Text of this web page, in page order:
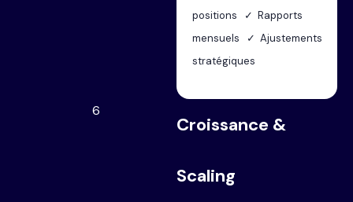
positions ✓ Rapports
mensuels ✓ Ajustements
stratégiques
6
Croissance &
Scaling